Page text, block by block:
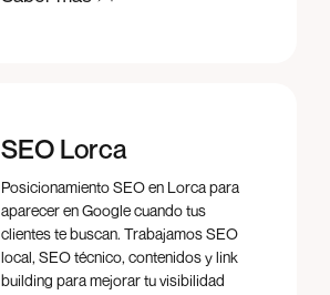
SEO Lorca
Posicionamiento SEO en Lorca para
aparecer en Google cuando tus
clientes te buscan. Trabajamos SEO
local, SEO técnico, contenidos y link
building para mejorar tu visibilidad